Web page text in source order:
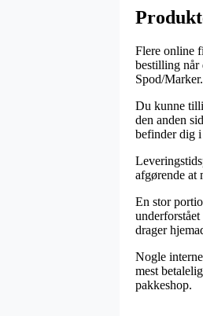
Flere online
bestilling når
Spod/Marker.
Du kunne
den anden
befinder dig
afgørende at
En stor
drager
Nogle
mest
pakkeshop.